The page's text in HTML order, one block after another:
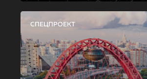
СПЕЦПРОЕКТ